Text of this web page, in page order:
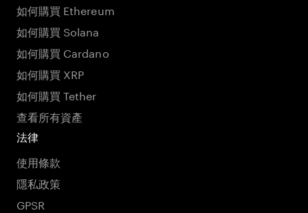
如何購買 Ethereum
如何購買 Solana
如何購買 Cardano
如何購買 XRP
如何購買 Tether
查看所有資產
法律
使用條款
隱私政策
GPSR